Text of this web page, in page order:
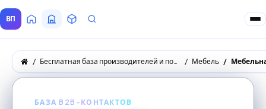
ВП ГлавнаяВсе Поставщики
ТоварыЗапросы покупателей
Бесплатная база производителей и поставщиков товаров оптом Мебель
БАЗА B2B-КОНТАКТОВ